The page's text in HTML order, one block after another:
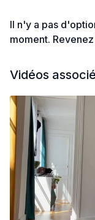
Il n'y a pas
moment.
Vidéos